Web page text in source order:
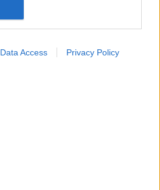
Data Access Privacy Policy